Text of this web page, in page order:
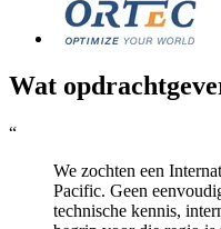
Wat
“
We zochten een
Pacific. Geen
technische kennis,